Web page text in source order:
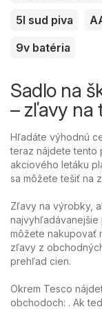
5l sud piva
9v batéria
Sadlo na
– zľavy na
Hľadáte výhodnú
teraz nájdete tento
akciového letáku
sa môžete tešiť na
Zľavy na výrobky,
najvyhľadávanejšie
môžete nakupovať
zľavy z
prehľad cien.
Okrem Tesco
obchodoch: . Ak